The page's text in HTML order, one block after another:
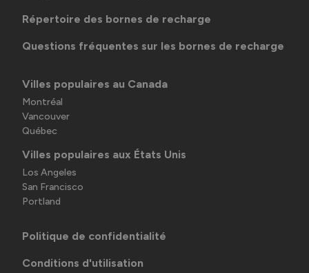
Répertoire des bornes de recharge
Questions fréquentes sur les bornes de recharge
Villes populaires au Canada
Montréal
Vancouver
Québec
Villes populaires aux États Unis
Los Angeles
San Francisco
Portland
Politique de confidentialité
Conditions d'utilisation